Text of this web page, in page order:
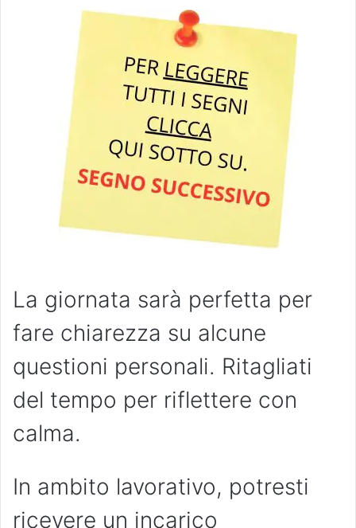
La giornata sarà perfetta per
fare chiarezza su alcune
questioni personali. Ritagliati
del tempo per riflettere con
calma.
In ambito lavorativo, potresti
ricevere un incarico